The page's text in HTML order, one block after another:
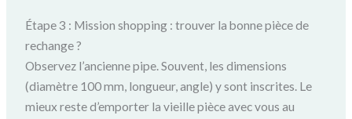
Étape 3 : Mission shopping : trouver la bonne pièce de
rechange ?
Observez l’ancienne pipe. Souvent, les dimensions
(diamètre 100 mm, longueur, angle) y sont inscrites. Le
mieux reste d’emporter la vieille pièce avec vous au